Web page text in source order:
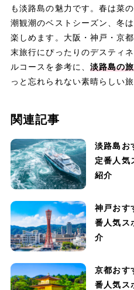
も淡路島の魅力です。春は菜
潮観潮のベストシーズン、冬
楽しめます。大阪・神戸・京
末旅行にぴったりのデスティ
ルコースを参考に、淡路島の旅
っと忘れられない素晴らしい
関連記事
淡路島
定番人気
紹介
神戸お
番人気ス
介
京都お
番人気ス